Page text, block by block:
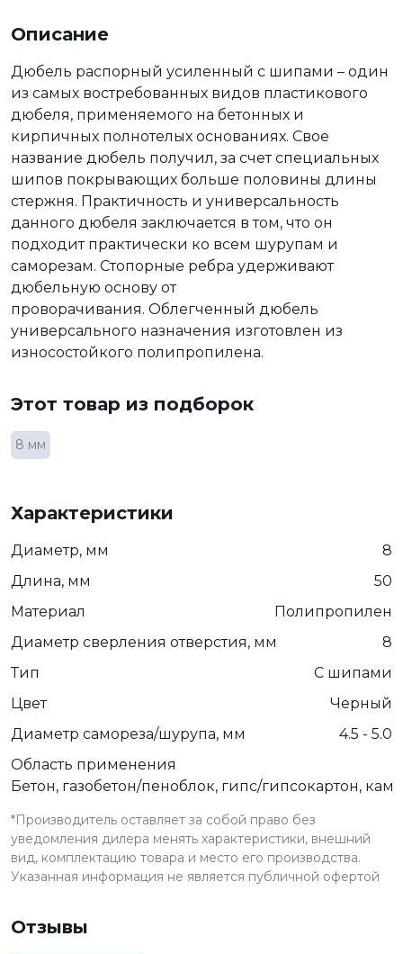
Описание
Дюбель распорный усиленный с шипами – один
из самых востребованных видов пластикового
дюбеля, применяемого на бетонных и
кирпичных полнотелых основаниях. Свое
название дюбель получил, за счет специальных
шипов покрывающих больше половины длины
стержня. Практичность и универсальность
данного дюбеля заключается в том, что он
подходит практически ко всем шурупам и
саморезам. Стопорные ребра удерживают
дюбельную основу от
проворачивания. Облегченный дюбель
универсального назначения изготовлен из
износостойкого полипропилена.
Этот товар из подборок
8 мм
Характеристики
Диаметр, мм
8
Длина, мм
50
Материал
Полипропилен
Диаметр сверления отверстия, мм
8
Тип
С шипами
Цвет
Черный
Диаметр самореза/шурупа, мм
4.5 - 5.0
Область применения
Бетон, газобетон/пеноблок, гипс/гипсокартон,
*Производитель оставляет за собой право без
уведомления дилера менять характеристики, внешний
вид, комплектацию товара и место его производства.
Указанная информация не является публичной офертой
Отзывы